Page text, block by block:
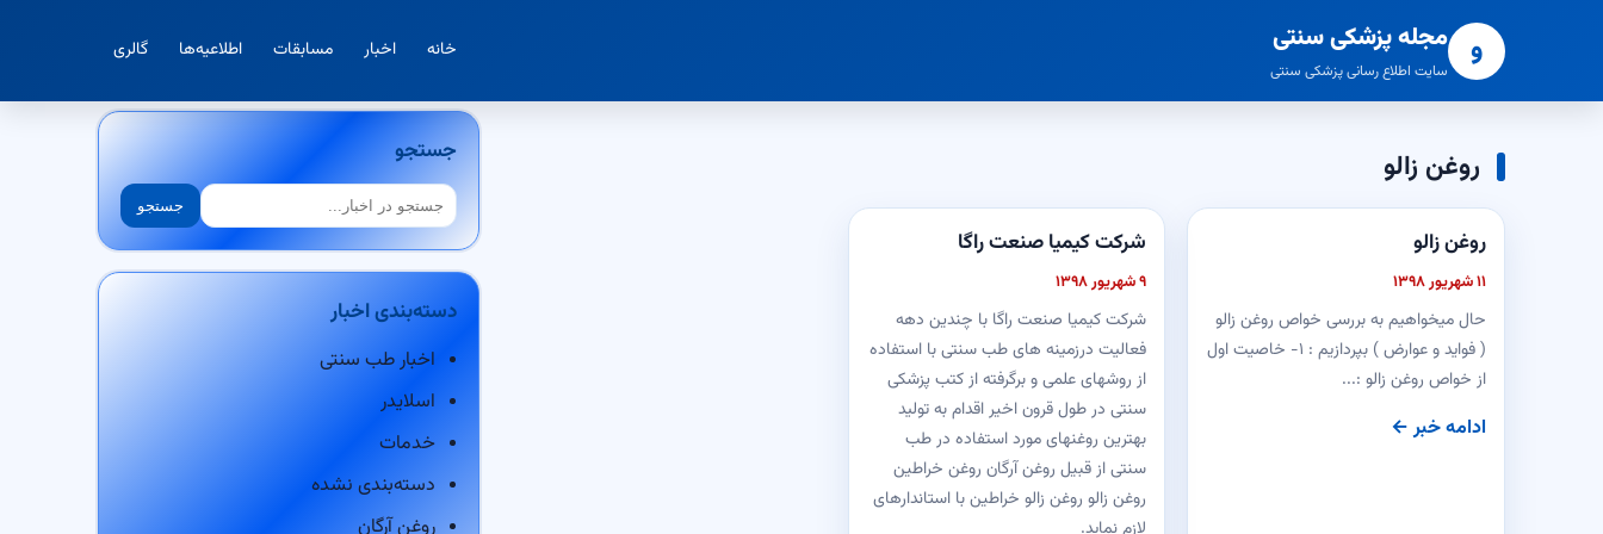
و مجله پزشکی سنتی
سایت اطلاع رسانی پزشکی سنتی
خانه اخبار مسابقات اطلاعیه‌ها گالری
روغن زالو
روغن زالو
۱۱ شهریور ۱۳۹۸
حال میخواهیم به بررسی خواص روغن زالو
( فواید و عوارض ) بپردازیم : ۱- خاصیت اول
از خواص روغن زالو :...
ادامه خبر ←
شرکت کیمیا صنعت راگا
۹ شهریور ۱۳۹۸
شرکت کیمیا صنعت راگا با چندین دهه
فعالیت درزمینه های طب سنتی با استفاده
از روشهای علمی و برگرفته از کتب پزشکی
سنتی در طول قرون اخیر اقدام به تولید
بهترین روغنهای مورد استفاده در طب
سنتی از قبیل روغن آرگان روغن خراطین
روغن زالو روغن زالو خراطین با استاندارهای
جستجو
جستجو جستجو
دسته‌بندی اخبار
اخبار طب سنتی
اسلایدر
خدمات
دسته‌بندی نشده
روغن آرگان